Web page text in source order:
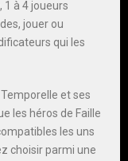
à 4 joueurs
jouer ou
qui les
et ses
les héros de Faille
les uns
choisir parmi une